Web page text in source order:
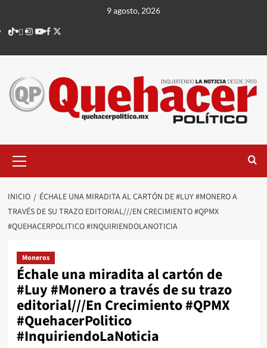
contenido
9 agosto, 2026
TikTok
threads
Instagram
Youtube
Facebook
X
principal
INICIO
ÉCHALE UNA MIRADITA AL CARTÓN DE #LUY #MONERO A
TRAVÉS DE SU TRAZO EDITORIAL///EN CRECIMIENTO #QPMX
#QUEHACERPOLITICO #INQUIRIENDOLANOTICIA
Moneros
Échale una miradita al cartón de
#Luy #Monero a través de su trazo
editorial///En Crecimiento #QPMX
#QuehacerPolitico
#InquiriendoLaNoticia